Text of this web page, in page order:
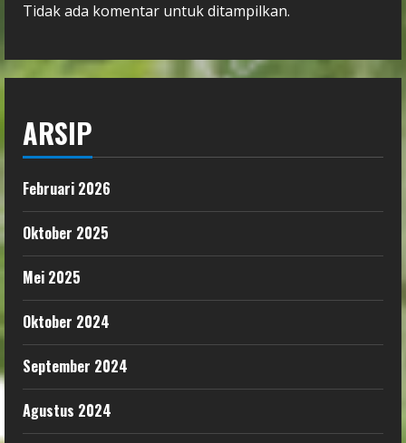
Tidak ada komentar untuk ditampilkan.
ARSIP
Februari 2026
Oktober 2025
Mei 2025
Oktober 2024
September 2024
Agustus 2024